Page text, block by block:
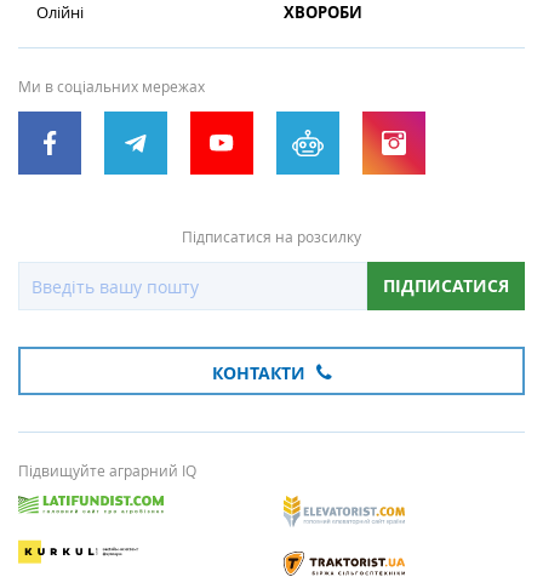
Олійні
ХВОРОБИ
Ми в соціальних мережах
Підписатися на розсилку
ПІДПИСАТИСЯ
КОНТАКТИ
Підвищуйте аграрний IQ